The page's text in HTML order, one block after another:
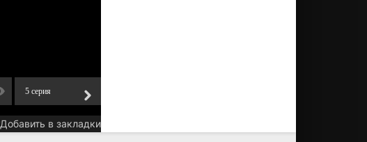
5 серия
Добавить в закладки